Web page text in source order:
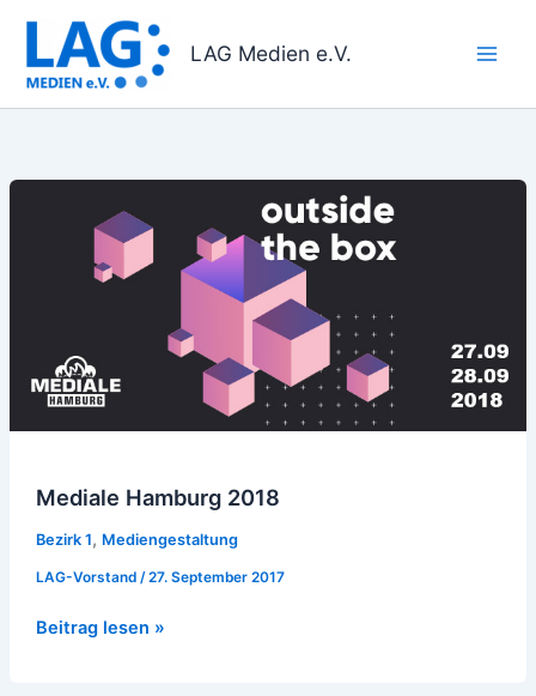
springen
LAG Medien e.V.
Mediale Hamburg 2018
Bezirk 1, Mediengestaltung
LAG-Vorstand /27. September 2017
Hamburg
Beitrag lesen »